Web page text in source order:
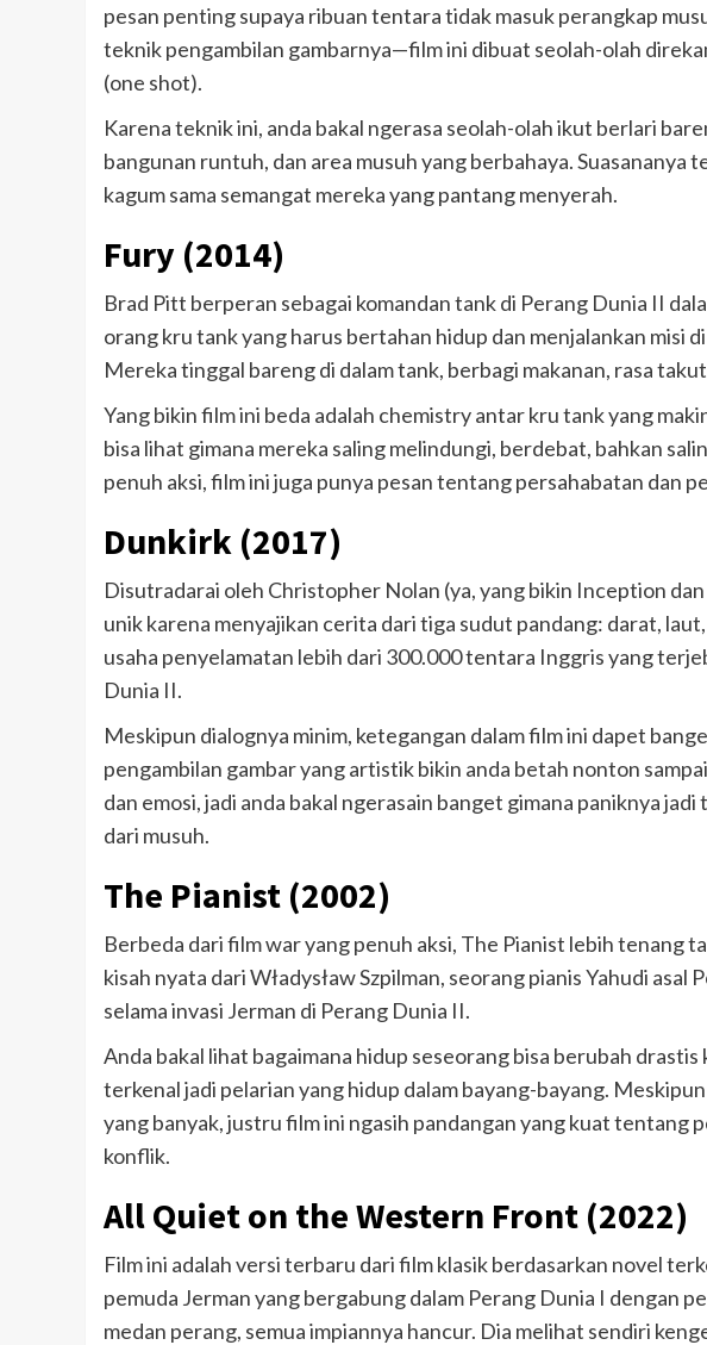
pesan penting supaya ribuan tentara tidak masuk perangkap
teknik pengambilan gambarnya—film ini dibuat seolah-olah
(one shot).
Karena teknik ini, anda bakal ngerasa seolah-olah ikut berlari
bangunan runtuh, dan area musuh yang berbahaya. Suasananya
kagum sama semangat mereka yang pantang menyerah.
Fury (2014)
Brad Pitt berperan sebagai komandan tank di Perang Dunia II
orang kru tank yang harus bertahan hidup dan menjalankan misi
Mereka tinggal bareng di dalam tank, berbagi makanan, rasa
Yang bikin film ini beda adalah chemistry antar kru tank yang
bisa lihat gimana mereka saling melindungi, berdebat, bahkan
penuh aksi, film ini juga punya pesan tentang persahabatan dan
Dunkirk (2017)
Disutradarai oleh Christopher Nolan (ya, yang bikin Inception
unik karena menyajikan cerita dari tiga sudut pandang: darat,
usaha penyelamatan lebih dari 300.000 tentara Inggris yang
Dunia II.
Meskipun dialognya minim, ketegangan dalam film ini dapet
pengambilan gambar yang artistik bikin anda betah nonton
dan emosi, jadi anda bakal ngerasain banget gimana paniknya
dari musuh.
The Pianist (2002)
Berbeda dari film war yang penuh aksi, The Pianist lebih tenang
kisah nyata dari Władysław Szpilman, seorang pianis Yahudi
selama invasi Jerman di Perang Dunia II.
Anda bakal lihat bagaimana hidup seseorang bisa berubah
terkenal jadi pelarian yang hidup dalam bayang-bayang.
yang banyak, justru film ini ngasih pandangan yang kuat tentang
konflik.
All Quiet on the Western Front (2022)
Film ini adalah versi terbaru dari film klasik berdasarkan novel
pemuda Jerman yang bergabung dalam Perang Dunia I dengan
medan perang, semua impiannya hancur. Dia melihat sendiri